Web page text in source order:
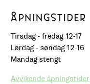
ÅPNINGSTIDER
Tirsdag - fredag 12-17
Lørdag - søndag 12-16
Mandag stengt
Avvikende åpningstider